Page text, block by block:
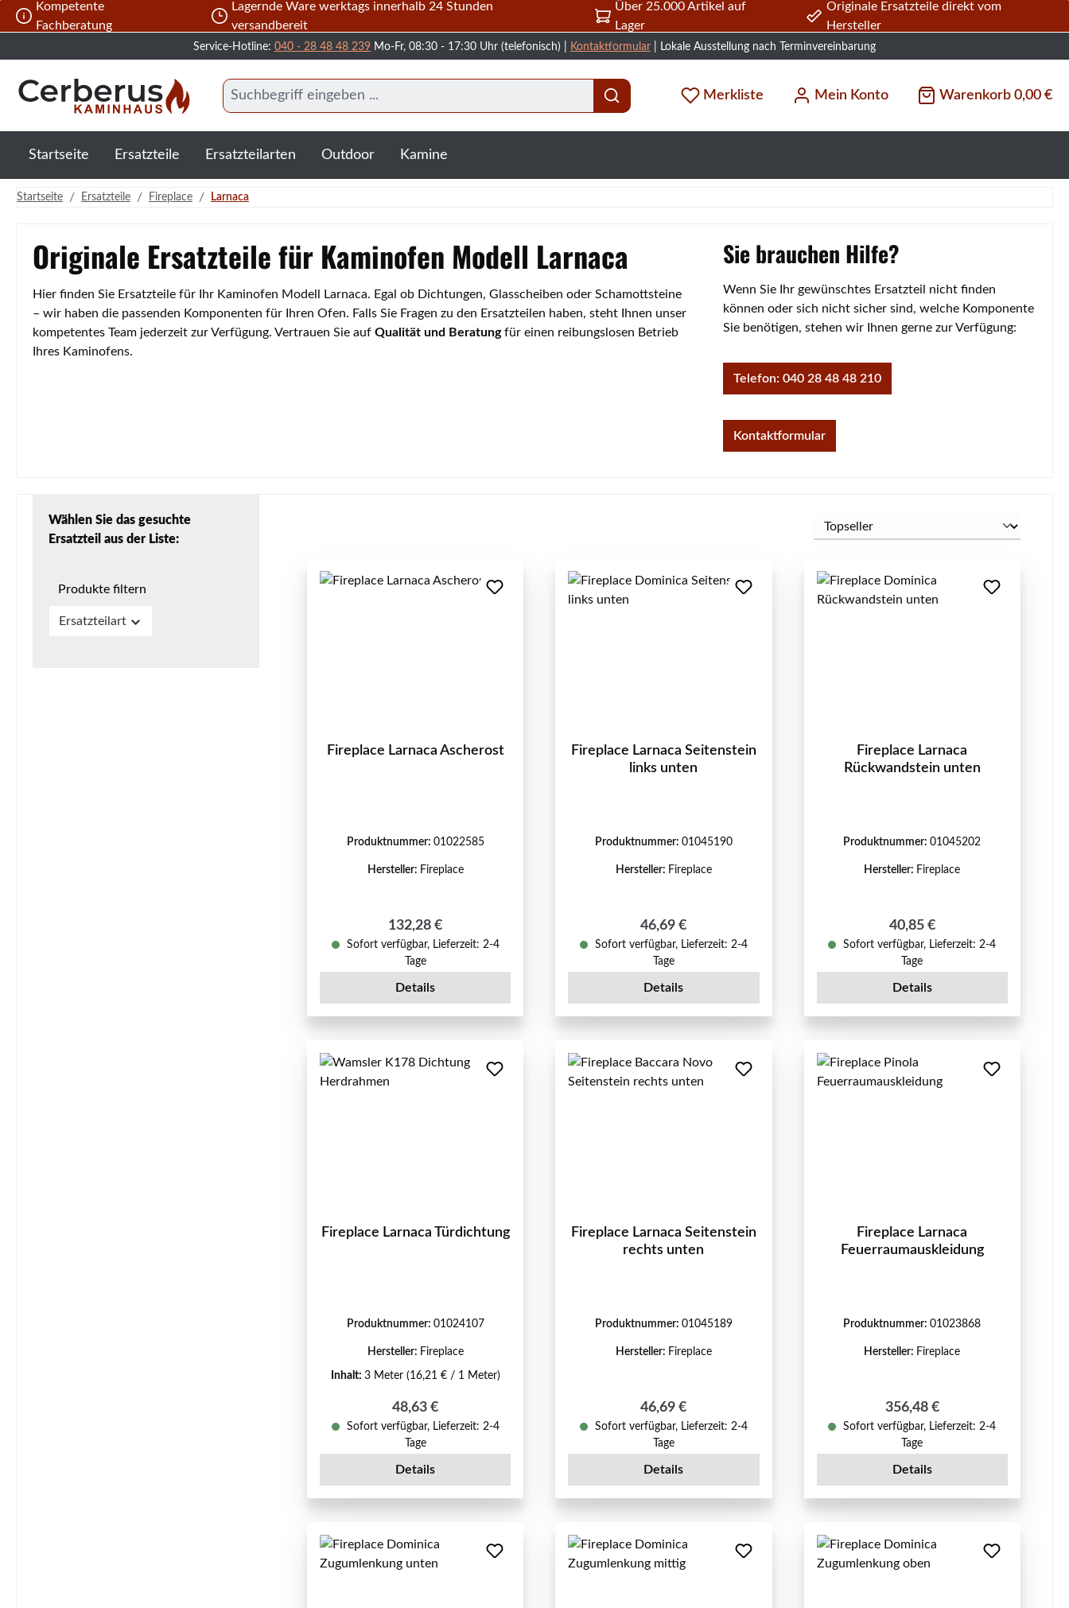
Hauptinhalt springen
Zur Suche springen
Zur Hauptnavigation springen
Kompetente
Fachberatung
Lagernde Ware werktags innerhalb 24 Stunden
versandbereit
Über 25.000 Artikel auf
Lager
Originale Ersatzteile direkt vom
Hersteller
Service-Hotline: 040 - 28 48 48 239 Mo-Fr, 08:30 - 17:30 Uhr (telefonisch) | Kontaktformular | Lokale Ausstellung nach Terminvereinbarung
Merkliste Mein Konto Warenkorb 0,00 €
Startseite Ersatzteile Ersatzteilarten Outdoor Kamine
Startseite / Ersatzteile / Fireplace / Larnaca
Originale Ersatzteile für Kaminofen Modell Larnaca
Hier finden Sie Ersatzteile für Ihr Kaminofen Modell Larnaca. Egal ob Dichtungen, Glasscheiben oder Schamottsteine
– wir haben die passenden Komponenten für Ihren Ofen. Falls Sie Fragen zu den Ersatzteilen haben, steht Ihnen unser
kompetentes Team jederzeit zur Verfügung. Vertrauen Sie auf Qualität und Beratungfür einen reibungslosen Betrieb
Ihres Kaminofens.
Sie brauchen Hilfe?
Wenn Sie Ihr gewünschtes Ersatzteil nicht finden
können oder sich nicht sicher sind, welche Komponente
Sie benötigen, stehen wir Ihnen gerne zur Verfügung:
Telefon: 040 28 48 48 210
Kontaktformular
Wählen Sie das gesuchte
Ersatzteil aus der Liste:
Produkte filtern
Ersatzteilart
Fireplace Larnaca Ascherost
Produktnummer: 01022585
Hersteller: Fireplace
Regulärer Preis:
132,28 €
Sofort verfügbar, Lieferzeit: 2-4
Tage
Details
Fireplace Larnaca Seitenstein
links unten
Produktnummer: 01045190
Hersteller: Fireplace
Regulärer Preis:
46,69 €
Sofort verfügbar, Lieferzeit: 2-4
Tage
Details
Fireplace Larnaca
Rückwandstein unten
Produktnummer:01045202
Hersteller: Fireplace
Regulärer Preis:
40,85 €
Sofort verfügbar, Lieferzeit: 2-4
Tage
Details
Fireplace Larnaca Türdichtung
Produktnummer: 01024107
Hersteller: Fireplace
Inhalt: 3 Meter (16,21 € / 1 Meter)
Regulärer Preis:
48,63 €
Sofort verfügbar, Lieferzeit: 2-4
Tage
Details
Fireplace Larnaca Seitenstein
rechts unten
Produktnummer: 01045189
Hersteller: Fireplace
Regulärer Preis:
46,69 €
Sofort verfügbar, Lieferzeit: 2-4
Tage
Details
Fireplace Larnaca
Feuerraumauskleidung
Produktnummer:01023868
Hersteller: Fireplace
Regulärer Preis:
356,48 €
Sofort verfügbar, Lieferzeit: 2-4
Tage
Details